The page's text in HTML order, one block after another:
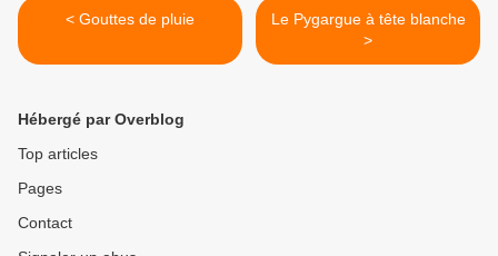
< Gouttes de pluie
Le Pygargue à tête blanche
>
Hébergé par Overblog
Top articles
Pages
Contact